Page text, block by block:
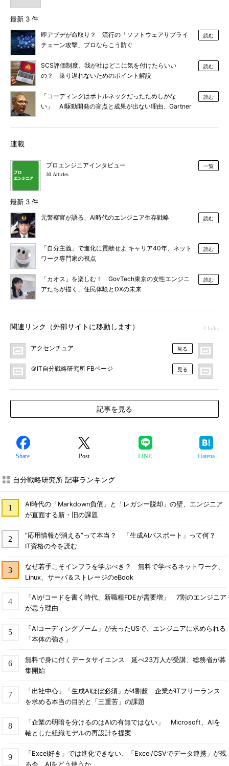
最新 3 件
即アプデが命取り？ 流行の「ソフトウェアサプライ
チェーン攻撃」プロならこう防ぐ
読む
SCS評価制度、我が社はどこに気を付けたらいい
の？ 乗り遅れないためのポイント解説
読む
「コーディングはボトルネックだったためしがな
い」 AI駆動開発の盲点と成果が出ない理由、Gartner
読む
連載
プロエンジニアインタビュー
30 Articles
一覧
最新 3 件
元警察官が語る、AI時代のエンジニア生存戦略 読む
「自分主義」で進化に貢献せよ キャリア40年、ネット
ワーク専門家の視点
読む
「カオス」を楽しむ！ GovTech東京の女性エンジニ
アたちが描く、住民体験とDXの未来
読む
関連リンク（外部サイトに移動します） 4 links
アクセンチュア 見る
＠IT自分戦略研究所 FBページ 見る
記事を見る
Share Post LINE Hatena
自分戦略研究所 記事ランキング
AI時代の「Markdown負債」と「レガシー脱却」の壁、エンジニア
が直面する新・旧の課題
“応用情報が消える”って本当？ 「生成AIパスポート」って何？
IT資格の今を読む
なぜ若手こそインフラを学ぶべき？ 無料で学べるネットワーク、
Linux、サーバ＆ストレージのeBook
「AIがコードを書く時代、新職種FDEが需要増」 7割のエンジニア
が思う理由
「AIコーディングブーム」が去ったUSで、エンジニアに求められる
「本体の強さ」
無料で身に付くデータサイエンス 延べ23万人が受講、総務省が募
集開始
「出社中心」「生成AIほぼ必須」が4割超 企業がITフリーランス
を求める本当の目的と「三重苦」の課題
「企業の明暗を分けるのはAIの有無ではない」 Microsoft、AIを
軸とした組織モデルの再設計を提案
「Excel好き」では進化できない、「Excel/CSVでデータ連携」が残
る今、AIをどう使うか